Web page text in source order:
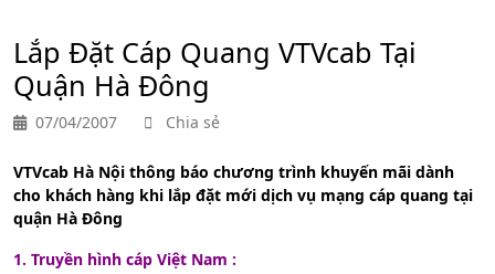
Lắp Đặt Cáp Quang VTVcab Tại
Quận Hà Đông
07/04/2007 Chia sẻ
VTVcab Hà Nội thông báo chương trình khuyến mãi dành
cho khách hàng khi lắp đặt mới dịch vụ mạng cáp quang tại
quận Hà Đông
1. Truyền hình cáp Việt Nam :